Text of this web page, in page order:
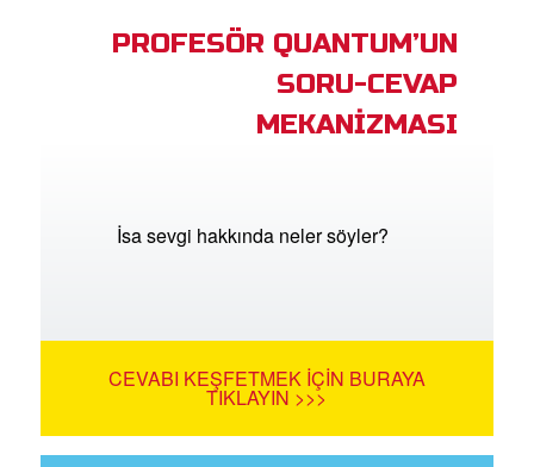
PROFESÖR QUANTUM’UN
SORU-CEVAP
MEKANİZMASI
İsa sevgi hakkında neler söyler?
CEVABI KEŞFETMEK İÇIN BURAYA
TIKLAYIN >>>